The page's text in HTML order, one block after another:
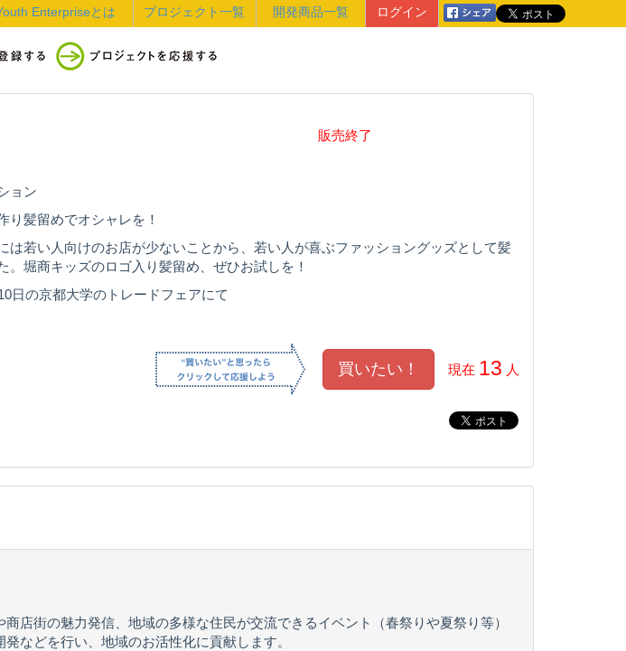
ログイン
開発商品一覧
プロジェクト一覧
Enterpriseとは
販売終了
ョン
り髪留めでオシャレを！
は若い人向けのお店が少ないことから、若い人が喜ぶファッショングッズとして髪
。堀商キッズのロゴ入り髪留め、ぜひお試しを！
日の京都大学のトレードフェアにて
現在 13 人
店街の魅力発信、地域の多様な住民が交流できるイベント（春祭りや夏祭り等）
などを行い、地域のお活性化に貢献します。